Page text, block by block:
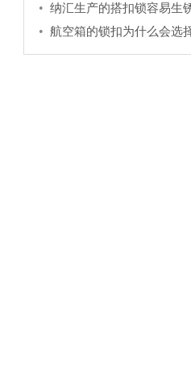
纳汇生产的搭扣锁容易生
航空箱的锁扣为什么会选